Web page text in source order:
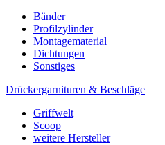
Bänder
Profilzylinder
Montagematerial
Dichtungen
Sonstiges
Drückergarnituren & Beschläge
Griffwelt
Scoop
weitere Hersteller